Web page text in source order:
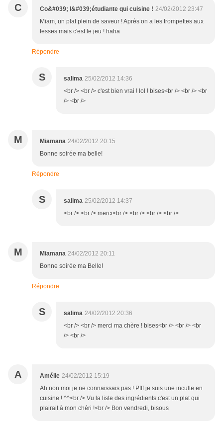
C Co&#039; l&#039;étudiante qui cuisine ! 24/02/2012 23:47
Miam, un plat plein de saveur ! Après on a les trompettes aux
fesses mais c'est le jeu ! haha
Répondre
S salima 25/02/2012 14:36
<br /> <br /> c'est bien vrai ! lol ! bises<br /> <br /> <br
/> <br />
M Miamana 24/02/2012 20:15
Bonne soirée ma belle!
Répondre
S salima 25/02/2012 14:37
<br /> <br /> merci<br /> <br /> <br /> <br />
M Miamana 24/02/2012 20:11
Bonne soirée ma Belle!
Répondre
S salima 24/02/2012 20:36
<br /> <br /> merci ma chère ! bises<br /> <br /> <br
/> <br />
A Amélie 24/02/2012 15:19
Ah non moi je ne connaissais pas ! Pfff je suis une inculte en
cuisine ! ^^<br /> Vu la liste des ingrédients c'est un plat qui
plairait à mon chéri !<br /> Bon vendredi, bisous